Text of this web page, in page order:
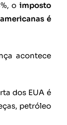
o imposto
é
acontece
dos EUA é
petróleo